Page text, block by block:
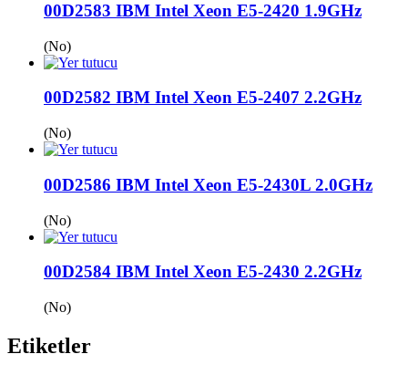
00D2583 IBM Intel Xeon E5-2420 1.9GHz
(No)
00D2582 IBM Intel Xeon E5-2407 2.2GHz
(No)
00D2586 IBM Intel Xeon E5-2430L 2.0GHz
(No)
00D2584 IBM Intel Xeon E5-2430 2.2GHz
(No)
Etiketler